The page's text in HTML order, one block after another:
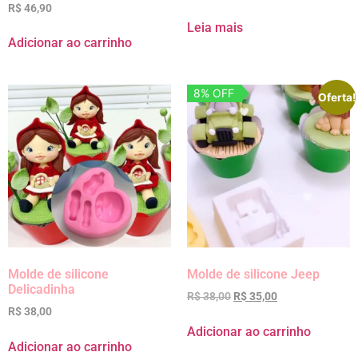
R$46,90
Adicionar ao carrinho
Leia mais
Molde de silicone
Delicadinha
R$38,00
Adicionar ao carrinho
Oferta!
8% OFF
Molde de silicone Jeep
R$38,00 R$35,00
Adicionar ao carrinho